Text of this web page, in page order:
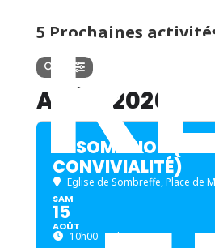
5 Prochaines
AOÛT, 2026
ASSOMPTION (+
CONVIVIALITÉ)
Eglise de Sombreffe, Place de
SAM
15
AOÛT
10h00 - 12h00